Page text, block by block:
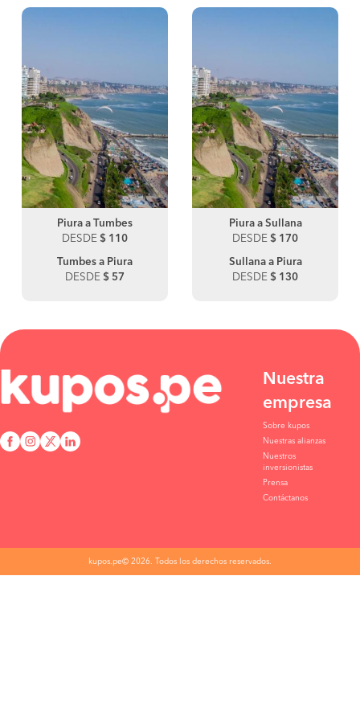
Piura a Tumbes
DESDE $ 110
Tumbes a Piura
DESDE $ 57
Piura a Sullana
DESDE $ 170
Sullana a Piura
DESDE $ 130
Nuestra
empresa
Sobre kupos
Nuestras alianzas
Nuestros
inversionistas
Prensa
Contáctanos
kupos.pe© 2026. Todos los derechos reservados.